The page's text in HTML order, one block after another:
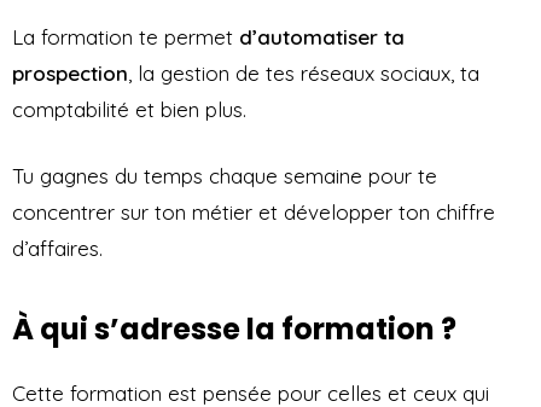
La formation te permet d’automatiser ta
prospection , la gestion de tes réseaux sociaux, ta
comptabilité et bien plus.
Tu gagnes du temps chaque semaine pour te
concentrer sur ton métier et développer ton chiffre
d’affaires.
À qui s’adresse la formation ?
Cette formation est pensée pour celles et ceux qui